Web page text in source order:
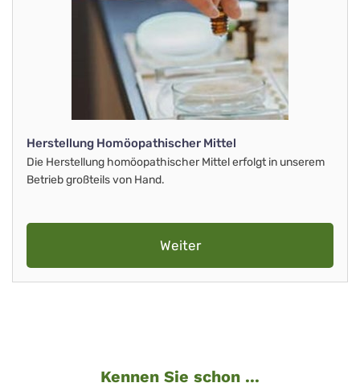
Herstellung Homöopathischer Mittel
Die Herstellung homöopathischer Mittel erfolgt in unserem
Betrieb großteils von Hand.
Weiter
Kennen Sie schon ...